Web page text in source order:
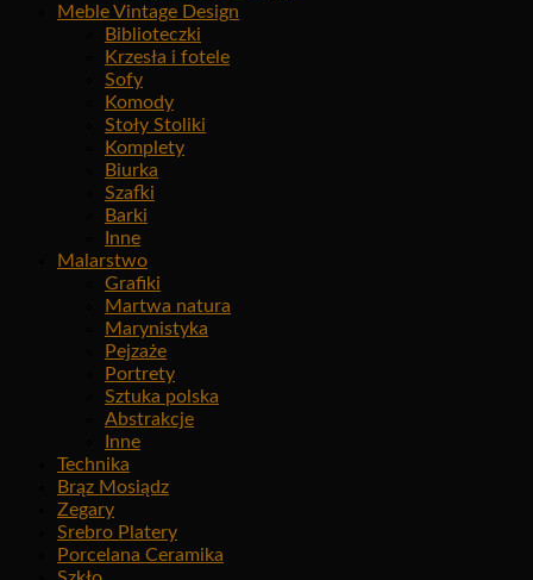
Meble Vintage Design
Biblioteczki
Krzesła i fotele
Sofy
Komody
Stoły Stoliki
Komplety
Biurka
Szafki
Barki
Inne
Malarstwo
Grafiki
Martwa natura
Marynistyka
Pejzaże
Portrety
Sztuka polska
Abstrakcje
Inne
Technika
Brąz Mosiądz
Zegary
Srebro Platery
Porcelana Ceramika